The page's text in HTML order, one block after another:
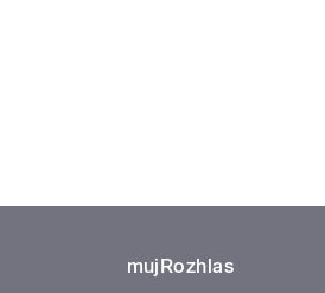
mujRozhlas